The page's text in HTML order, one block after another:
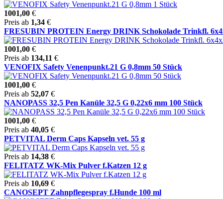
1001,00 €
Preis ab 1,34 €
FRESUBIN PROTEIN Energy DRINK Schokolade Trinkfl.
1001,00 €
Preis ab 134,11 €
VENOFIX Safety Venenpunkt.21 G 0,8mm 50 Stück
1001,00 €
Preis ab 52,07 €
NANOPASS 32,5 Pen Kanüle 32,5 G 0,22x6 mm 100 Stück
1001,00 €
Preis ab 40,05 €
PETVITAL Derm Caps Kapseln vet. 55 g
Preis ab 14,38 €
FELITATZ WK-Mix Pulver f.Katzen 12 g
Preis ab 10,69 €
CANOSEPT Zahnpflegespray f.Hunde 100 ml